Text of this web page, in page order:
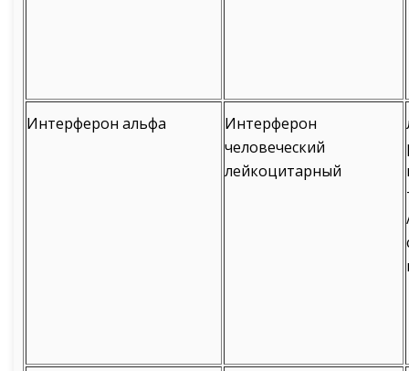
Интерферон альфа
Интерферон
человеческий
лейкоцитарный